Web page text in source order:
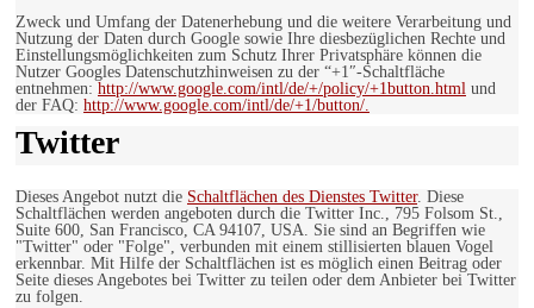
Zweck und Umfang der Datenerhebung und die weitere Verarbeitung und
Nutzung der Daten durch Google sowie Ihre diesbezüglichen Rechte und
Einstellungsmöglichkeiten zum Schutz Ihrer Privatsphäre können die
Nutzer Googles Datenschutzhinweisen zu der “+1″-Schaltfläche
entnehmen: http://www.google.com/intl/de/+/policy/+1button.html und
der FAQ: http://www.google.com/intl/de/+1/button/.
Twitter
Dieses Angebot nutzt die Schaltflächen des Dienstes Twitter. Diese
Schaltflächen werden angeboten durch die Twitter Inc., 795 Folsom St.,
Suite 600, San Francisco, CA 94107, USA. Sie sind an Begriffen wie
"Twitter" oder "Folge", verbunden mit einem stillisierten blauen Vogel
erkennbar. Mit Hilfe der Schaltflächen ist es möglich einen Beitrag oder
Seite dieses Angebotes bei Twitter zu teilen oder dem Anbieter bei Twitter
zu folgen.